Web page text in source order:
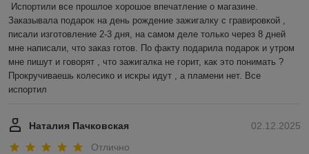
Испортили все прошлое хорошое впечатление о магазине.
Заказывала подарок на день рождение зажигалку с гравировкой ,
писали изготовление 2-3 дня, на самом деле только через 8 дней
мне написали, что заказ готов. По факту подарила подарок и утром
мне пишут и говорят , что зажигалка не горит, как это понимать ?
Прокручиваешь колесико и искры идут , а пламени нет. Все
испортил
02.12.2025
Наталия Пачковская
Отлично